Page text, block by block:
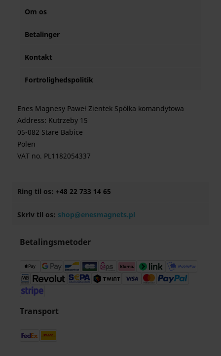
Om os
Betalinger
Kontakt
Fortrolighedspolitik
Enes Magnesy Paweł Zientek Spółka komandytowa
Address: Kutrzeby 15
05-082 Stare Babice
Polen
VAT no. PL1182054337
Ring til os: +48 22 733 14 65
Skriv til os: shop@enesmagnets.pl
Betalingsmetoder
Transport